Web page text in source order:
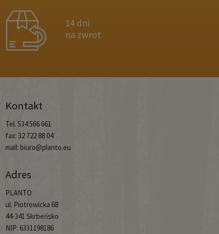
14 dni
na zwrot
Kontakt
Tel. 534 566 661
fax: 32 722 88 04
mail: biuro@planto.eu
Adres
PLANTO
ul. Piotrowicka 68
44-341 Skrbeńsko
NIP: 6331198186